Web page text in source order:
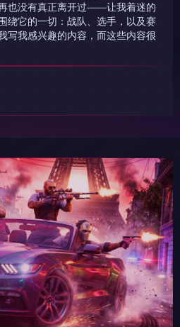
也没有真正离开过——让我着迷的
绕它的一切：战队、选手，以及赛
写我感兴趣的内容，而这些内容很